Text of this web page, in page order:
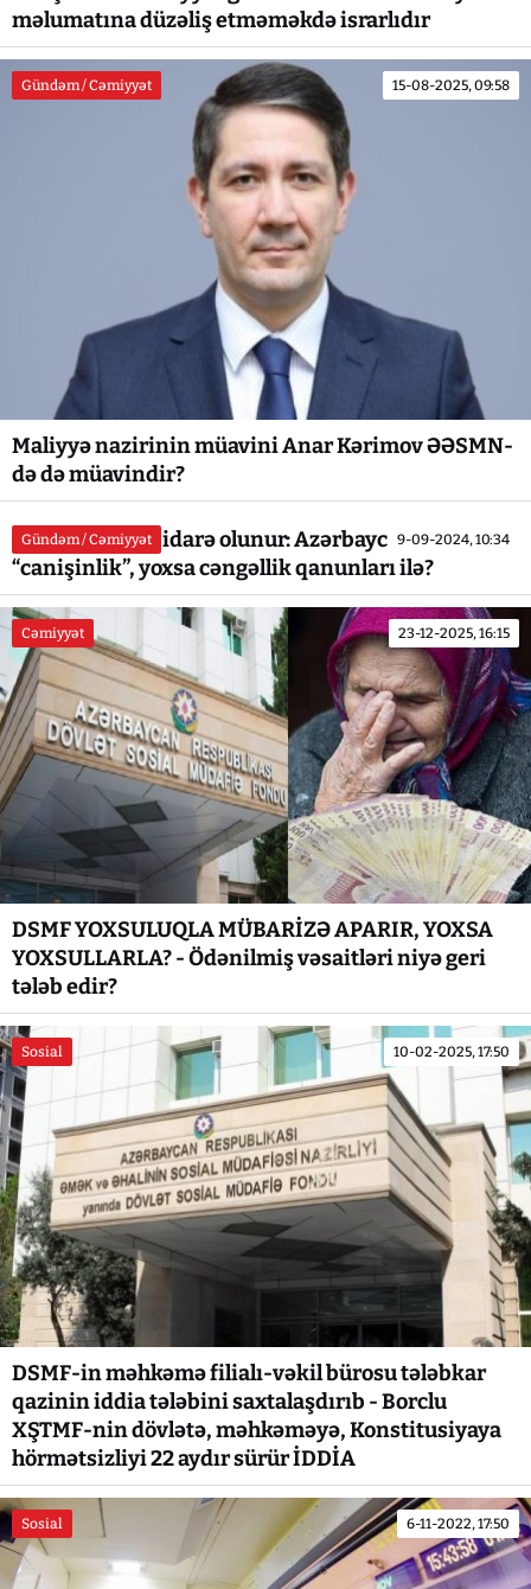
məlumatına düzəliş etməməkdə israrlıdır
Gündəm / Cəmiyyət 15-08-2025, 09:58
Maliyyə nazirinin müavini Anar Kərimov ƏƏSMN-
də də müavindir?
Gündəm / Cəmiyyət 9-09-2024, 10:34
Naxçıvan necə idarə olunur: Azərbaycan,
“canişinlik”, yoxsa cəngəllik qanunları ilə?
Cəmiyyət 23-12-2025, 16:15
DSMF YOXSULUQLA MÜBARİZƏ APARIR, YOXSA
YOXSULLARLA? - Ödənilmiş vəsaitləri niyə geri
tələb edir?
Sosial 10-02-2025, 17:50
DSMF-in məhkəmə filialı-vəkil bürosu tələbkar
qazinin iddia tələbini saxtalaşdırıb - Borclu
XŞTMF-nin dövlətə, məhkəməyə, Konstitusiyaya
hörmətsizliyi 22 aydır sürür İDDİA
Sosial 6-11-2022, 17:50